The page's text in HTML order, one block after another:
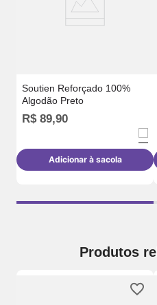
Soutien Reforçado 100%
Algodão Preto
R$ 89,90
Adicionar à sacola
Produtos